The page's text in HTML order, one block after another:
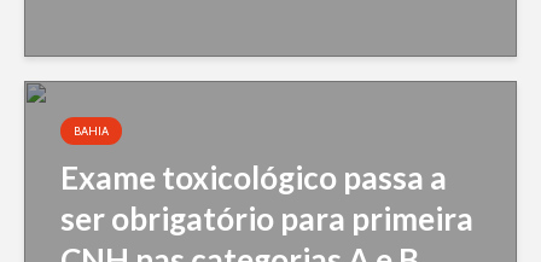
BAHIA
Exame toxicológico passa a
ser obrigatório para primeira